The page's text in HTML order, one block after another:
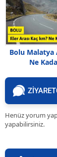
Bolu Malatya
Ne
Henüz yorum
yapabilirsiniz.